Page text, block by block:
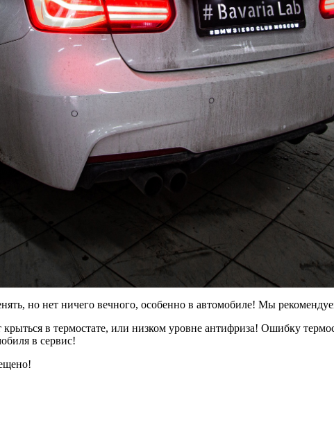
но нет ничего вечного, особенно в автомобиле! Мы
в термостате, или низком уровне антифриза! Ошибку
в сервис!